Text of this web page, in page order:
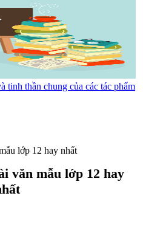
tinh thần chung của các tác phẩm
lớp 12 hay nhất
văn mẫu lớp 12 hay